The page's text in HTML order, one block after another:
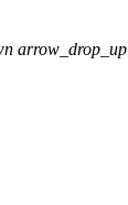
arrow_drop_up